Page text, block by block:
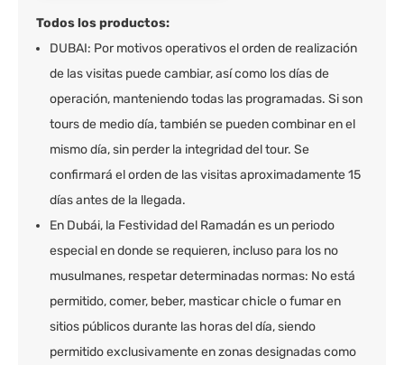
Todos los productos:
DUBAI: Por motivos operativos el orden de realización
de las visitas puede cambiar, así como los días de
operación, manteniendo todas las programadas. Si son
tours de medio día, también se pueden combinar en el
mismo día, sin perder la integridad del tour. Se
confirmará el orden de las visitas aproximadamente 15
días antes de la llegada.
En Dubái, la Festividad del Ramadán es un periodo
especial en donde se requieren, incluso para los no
musulmanes, respetar determinadas normas: No está
permitido, comer, beber, masticar chicle o fumar en
sitios públicos durante las horas del día, siendo
permitido exclusivamente en zonas designadas como